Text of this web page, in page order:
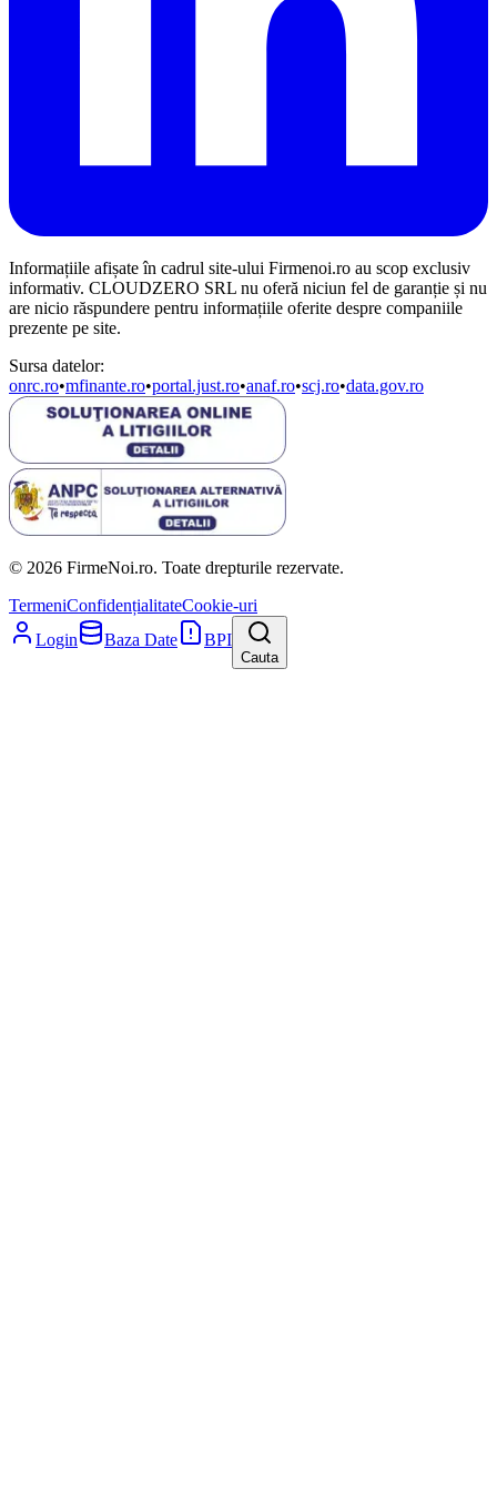
Informațiile afișate în cadrul site-ului Firmenoi.ro au scop exclusiv
informativ. CLOUDZERO SRL nu oferă niciun fel de garanție și nu
are nicio răspundere pentru informațiile oferite despre companiile
prezente pe site.
Sursa datelor:
onrc.ro•mfinante.ro•portal.just.ro•anaf.ro•scj.ro•data.gov.ro
© 2026 FirmeNoi.ro. Toate drepturile rezervate.
TermeniConfidențialitateCookie-uri
Login
Baza Date BPI
Cauta